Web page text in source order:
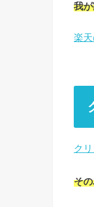
我
楽
ク
そ